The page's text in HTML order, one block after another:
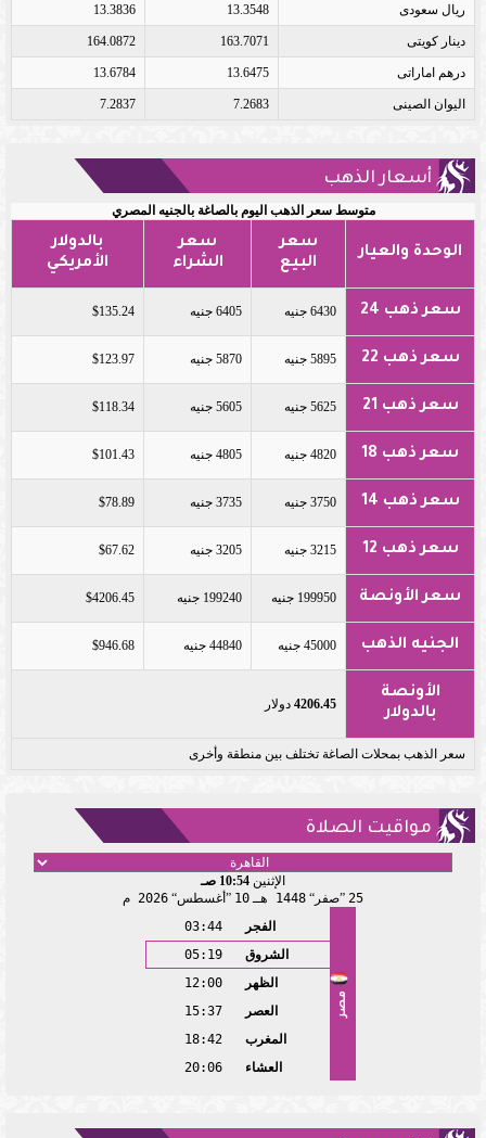
ريال سعودى 13.3548
13.3836
دينار كويتى 163.7071
164.0872
درهم اماراتى 13.6475
13.6784
اليوان الصينى 7.2683
7.2837
أسعار الذهب
متوسط سعر الذهب اليوم بالصاغة بالجنيه المصري
الوحدة والعيار
سعر
البيع
سعر
الشراء
بالدولار
الأمريكي
سعر ذهب 24 6430 جنيه 6405 جنيه $135.24
سعر ذهب 22 5895 جنيه 5870 جنيه $123.97
سعر ذهب 21 5625 جنيه 5605 جنيه $118.34
سعر ذهب 18 4820 جنيه 4805 جنيه $101.43
سعر ذهب 14 3750 جنيه 3735 جنيه $78.89
سعر ذهب 12 3215 جنيه 3205 جنيه $67.62
سعر الأونصة 199950 جنيه 199240 جنيه $4206.45
الجنيه الذهب 45000 جنيه 44840 جنيه $946.68
الأونصة
بالدولار
4206.45 دولار
سعر الذهب بمحلات الصاغة تختلف بين منطقة وأخرى
مواقيت الصلاة
الإثنين 10:54 صـ
25
صفر 1448 هـ 10 أغسطس 2026 م
مصر
الفجر
03:44
الشروق
05:19
الظهر
12:00
العصر
15:37
المغرب
18:42
العشاء
20:06